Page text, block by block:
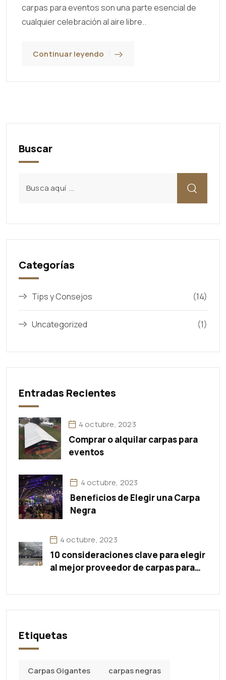
carpas para eventos son una parte esencial de
cualquier celebración al aire libre..
Continuar leyendo
Buscar
Categorías
Tips y Consejos (14)
Uncategorized (1)
Entradas Recientes
4 octubre, 2023
Comprar o alquilar carpas para
eventos
4 octubre, 2023
Beneficios de Elegir una Carpa
Negra
4 octubre, 2023
10 consideraciones clave para elegir
al mejor proveedor de carpas para
Etiquetas
Carpas Gigantes carpas negras